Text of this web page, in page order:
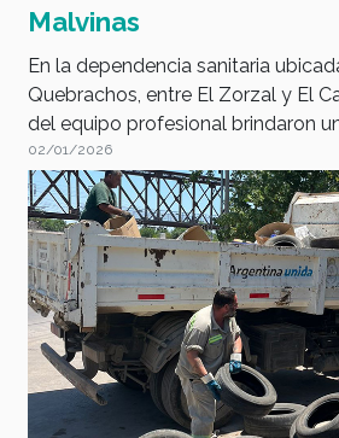
Malvinas
En la dependencia sanitaria
Quebrachos, entre El Zorzal y El
del equipo profesional brindaron
02/01/2026